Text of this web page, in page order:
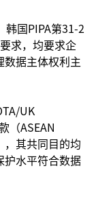
韩国PIPA第31-2
求，均要求企
数据主体权利主
UK
（ASEAN
，其共同目的均
护水平符合数据